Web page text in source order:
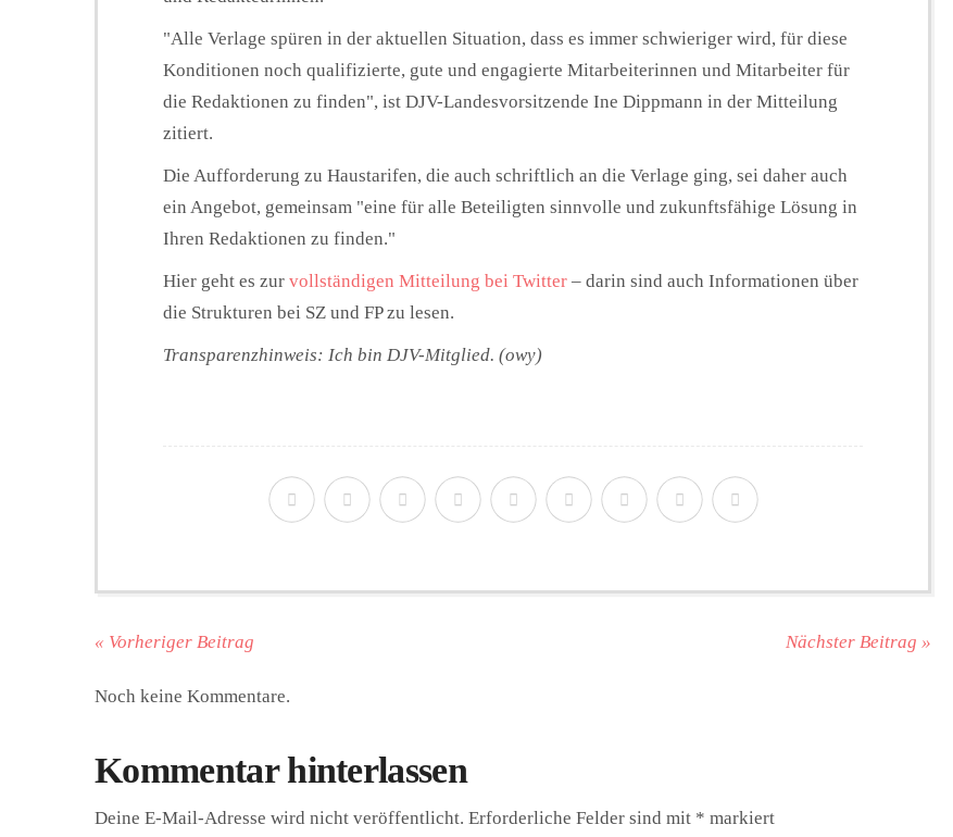
"Alle Verlage spüren in der aktuellen Situation, dass es immer schwieriger wird, für diese
Konditionen noch qualifizierte, gute und engagierte Mitarbeiterinnen und Mitarbeiter für
die Redaktionen zu finden", ist DJV-Landesvorsitzende Ine Dippmann in der Mitteilung
zitiert.
Die Aufforderung zu Haustarifen, die auch schriftlich an die Verlage ging, sei daher auch
ein Angebot, gemeinsam "eine für alle Beteiligten sinnvolle und zukunftsfähige Lösung in
Ihren Redaktionen zu finden."
Hier geht es zur vollständigen Mitteilung bei Twitter – darin sind auch Informationen über
die Strukturen bei SZ und FP zu lesen.
Transparenzhinweis: Ich bin DJV-Mitglied. (owy)
« Vorheriger Beitrag Nächster Beitrag »
Noch keine Kommentare.
Kommentar hinterlassen
Deine E-Mail-Adresse wird nicht veröffentlicht. Erforderliche Felder sind mit * markiert